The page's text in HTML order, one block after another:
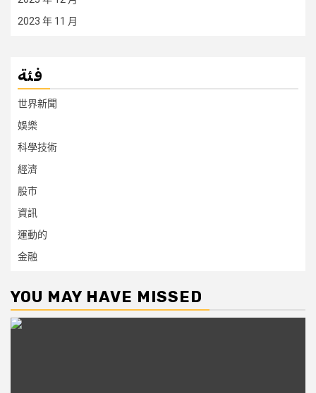
2023 年 11 月
فئة
世界新聞
娛樂
科學技術
經濟
股市
資訊
運動的
金融
YOU MAY HAVE MISSED